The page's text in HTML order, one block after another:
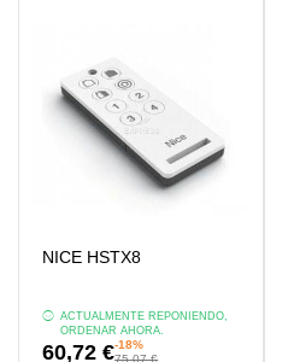
NICE HSTX8
ACTUALMENTE REPONIENDO,
ORDENAR AHORA.
60,72 €-18%
75,07 €